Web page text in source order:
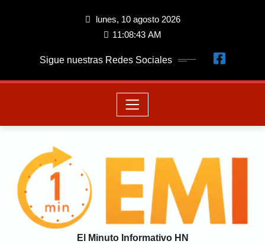
lunes, 10 agosto 2026
11:08:43 AM
Sigue nuestras Redes Sociales
El Minuto Informativo HN